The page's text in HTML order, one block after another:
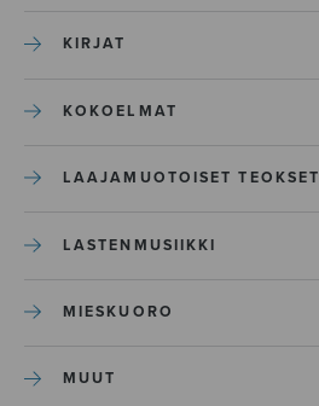
KIRJAT
KOKOELMAT
LAAJAMUOTOISET TEOKSET
LASTENMUSIIKKI
MIESKUORO
MUUT